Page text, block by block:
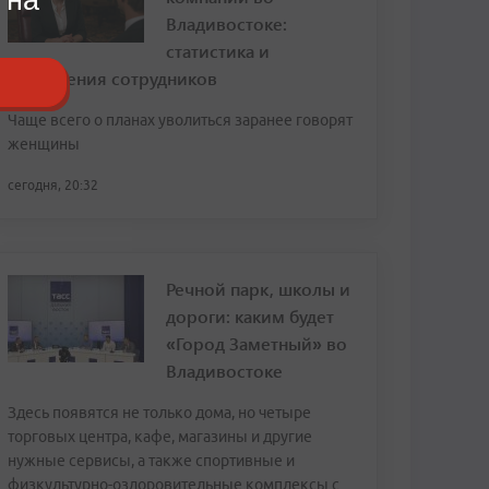
Владивостоке:
статистика и
откровения сотрудников
Чаще всего о планах уволиться заранее говорят
женщины
сегодня, 20:32
Речной парк, школы и
дороги: каким будет
«Город Заметный» во
Владивостоке
Здесь появятся не только дома, но четыре
торговых центра, кафе, магазины и другие
нужные сервисы, а также спортивные и
физкультурно-оздоровительные комплексы с